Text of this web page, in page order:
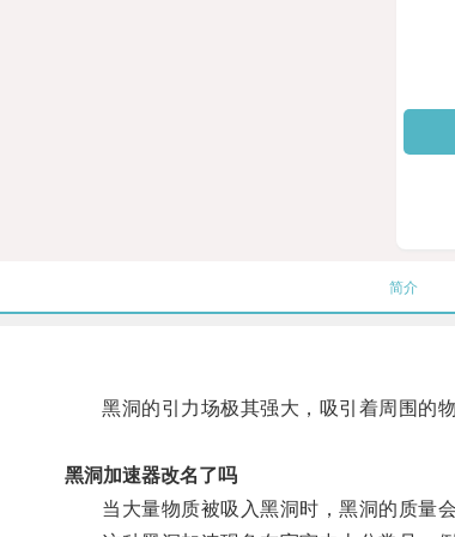
简介
黑洞的引力场极其强大，吸引着周围的物
黑洞加速器改名了吗
当大量物质被吸入黑洞时，黑洞的质量会